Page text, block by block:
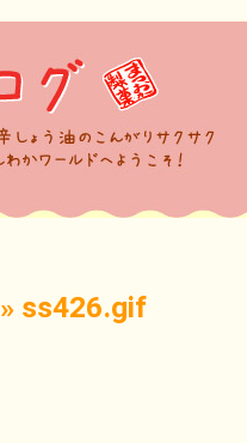
» ss426.gif